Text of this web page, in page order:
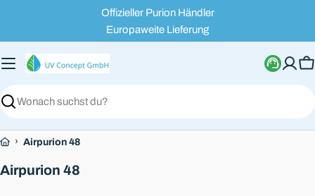
springen
Offizieller Purion Händler
Europaweite Lieferung
Suchen
› Airpurion 48
S
Airpurion 48